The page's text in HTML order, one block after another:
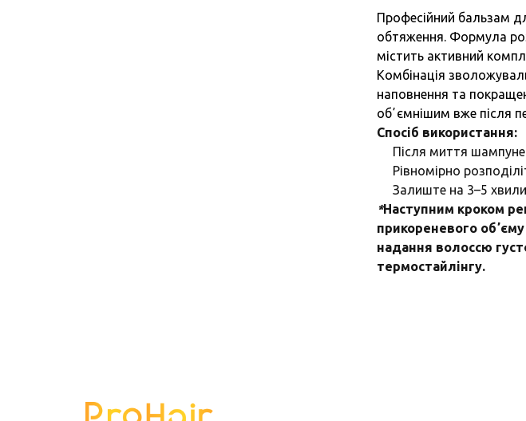
Професійний бальзам
обтяження. Формула
містить активний
Комбінація
наповнення та
обʼємнішим вже після
Спосіб використання:
Після миття
Рівномірно
Залиште на 3–5
*Наступним кроком
прикореневого
надання волоссю
термостайлінгу.